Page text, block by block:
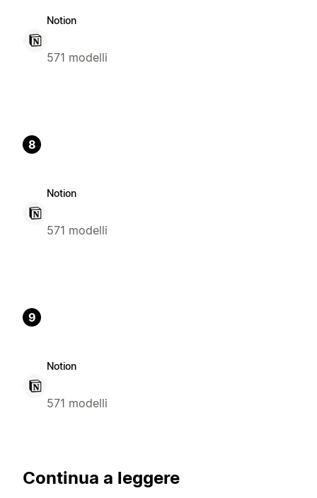
Notion
571 modelli
8
Notion
571 modelli
9
Notion
571 modelli
Continua a leggere